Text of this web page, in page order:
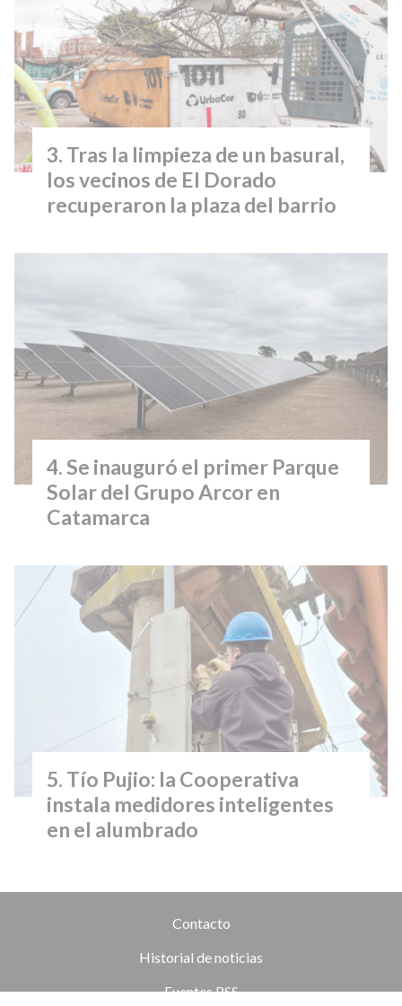
Tras la limpieza de un basural,
los vecinos de El Dorado
recuperaron la plaza del barrio
Se inauguró el primer Parque
Solar del Grupo Arcor en
Catamarca
Tío Pujio: la Cooperativa
instala medidores inteligentes
en el alumbrado
Contacto
Historial de noticias
Fuentes RSS